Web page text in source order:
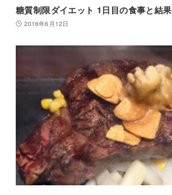
糖質制限ダイエット 1日目の食事と結果
2016年6月12日